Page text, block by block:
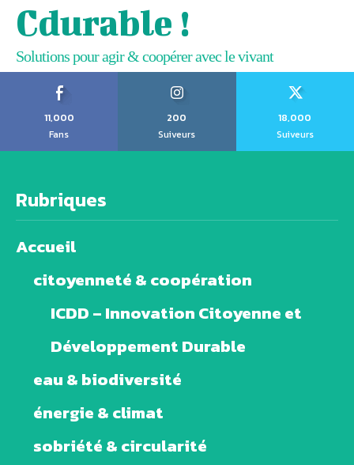
Cdurable !
Solutions pour agir & coopérer avec le vivant
11,000
Fans
200
Suiveurs
18,000
Suiveurs
Rubriques
Accueil
citoyenneté & coopération
ICDD – Innovation Citoyenne et
Développement Durable
eau & biodiversité
énergie & climat
sobriété & circularité